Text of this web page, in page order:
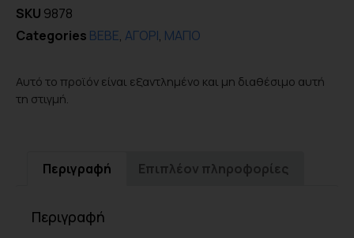
SKU 9878
Categories BEBE, ΑΓΟΡΙ, ΜΑΓΙΟ
Αυτό το προϊόν είναι εξαντλημένο και μη διαθέσιμο αυτή
τη στιγμή.
Περιγραφή Επιπλέον πληροφορίες
Περιγραφή